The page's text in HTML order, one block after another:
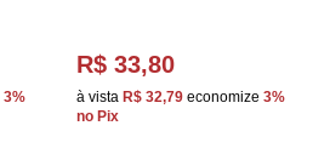
3%
R$ 33,80
à vista R$ 32,79 economize 3%
no Pix